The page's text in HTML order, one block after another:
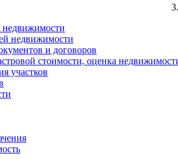
недвижимости
недвижимости
и договоров
стоимости, оценка
участков